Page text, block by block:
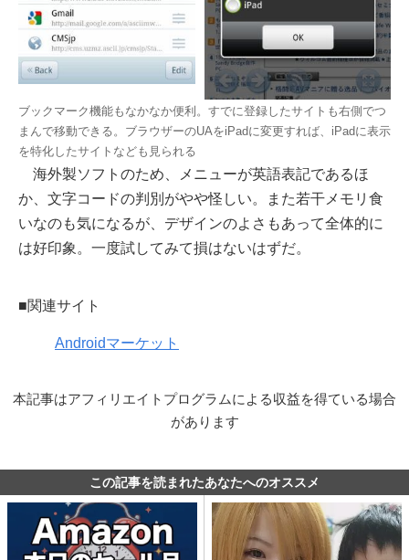
ブックマーク機能もなかなか便利。すでに登録したサイトも右側でつ
まんで移動できる。ブラウザーのUAをiPadに変更すれば、iPadに表示
を特化したサイトなども見られる
海外製ソフトのため、メニューが英語表記であるほ
か、文字コードの判別がやや怪しい。また若干メモリ食
いなのも気になるが、デザインのよさもあって全体的に
は好印象。一度試してみて損はないはずだ。
■関連サイト
Androidマーケット
本記事はアフィリエイトプログラムによる収益を得ている場合
があります
この記事を読まれたあなたへのオススメ